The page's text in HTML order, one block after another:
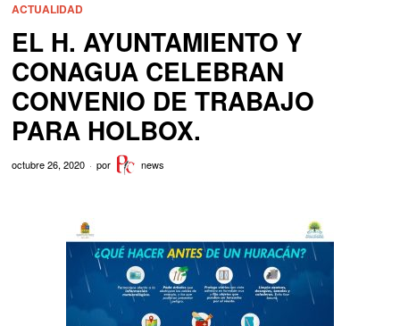
ACTUALIDAD
EL H. AYUNTAMIENTO Y
CONAGUA CELEBRAN
CONVENIO DE TRABAJO
PARA HOLBOX.
octubre 26, 2020 por news